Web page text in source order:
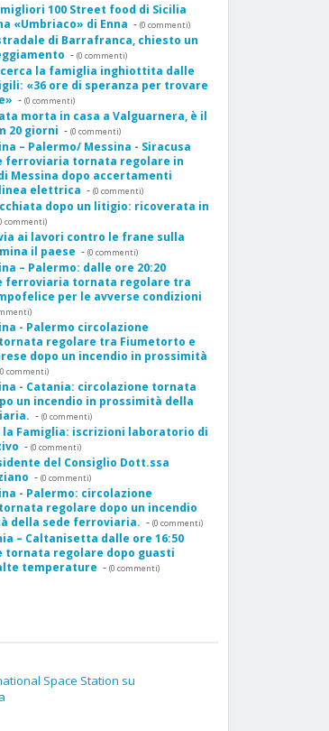
migliori 100 Street food di Sicilia
«Umbriaco» di Enna - (0 commenti)
di Barrafranca, chiesto un
- (0 commenti)
cerca la famiglia inghiottita dalle
«36 ore di speranza per trovare
- (0 commenti)
morta in casa a Valguarnera, è il
20 giorni - (0 commenti)
– Palermo/ Messina - Siracusa
ferroviaria tornata regolare in
Messina dopo accertamenti
elettrica - (0 commenti)
dopo un litigio: ricoverata in
commenti)
ai lavori contro le frane sulla
il paese - (0 commenti)
– Palermo: dalle ore 20:20
ferroviaria tornata regolare tra
per le avverse condizioni
- Palermo circolazione
regolare tra Fiumetorto e
dopo un incendio in prossimità
commenti)
- Catania: circolazione tornata
un incendio in prossimità della
- (0 commenti)
la Famiglia: iscrizioni laboratorio di
- (0 commenti)
del Consiglio Dott.ssa
- (0 commenti)
- Palermo: circolazione
regolare dopo un incendio
della sede ferroviaria. - (0 commenti)
– Caltanisetta dalle ore 16:50
tornata regolare dopo guasti
temperature - (0 commenti)
Space Station su